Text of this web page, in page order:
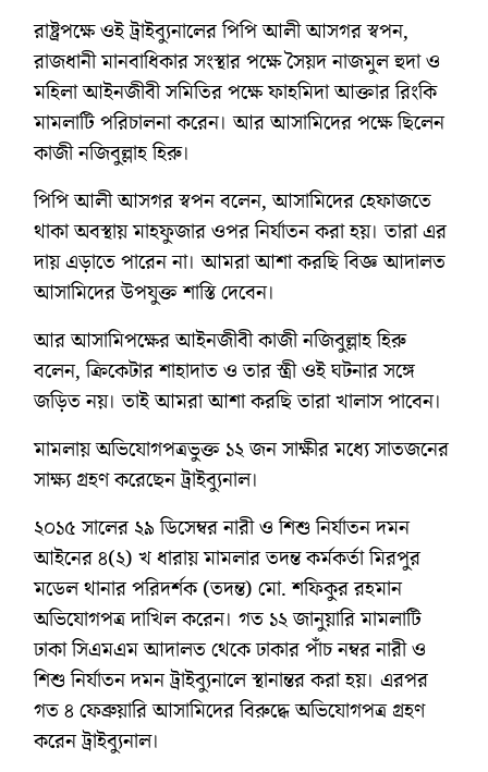
রাষ্ট্রপক্ষে ওই ট্রাইব্যুনালের পিপি আলী আসগর স্বপন,
রাজধানী মানবাধিকার সংস্থার পক্ষে সৈয়দ নাজমুল হুদা ও
মহিলা আইনজীবী সমিতির পক্ষে ফাহমিদা আক্তার রিংকি
মামলাটি পরিচালনা করেন। আর আসামিদের পক্ষে ছিলেন
কাজী নজিবুল্লাহ হিরু।
পিপি আলী আসগর স্বপন বলেন, আসামিদের হেফাজতে
থাকা অবস্থায় মাহফুজার ওপর নির্যাতন করা হয়। তারা এর
দায় এড়াতে পারেন না। আমরা আশা করছি বিজ্ঞ আদালত
আসামিদের উপযুক্ত শাস্তি দেবেন।
আর আসামিপক্ষের আইনজীবী কাজী নজিবুল্লাহ হিরু
বলেন, ক্রিকেটার শাহাদাত ও তার স্ত্রী ওই ঘটনার সঙ্গে
জড়িত নয়। তাই আমরা আশা করছি তারা খালাস পাবেন।
মামলায় অভিযোগপত্রভুক্ত ১২ জন সাক্ষীর মধ্যে সাতজনের
সাক্ষ্য গ্রহণ করেছেন ট্রাইব্যুনাল।
২০১৫ সালের ২৯ ডিসেম্বর নারী ও শিশু নির্যাতন দমন
আইনের ৪(২) খ ধারায় মামলার তদন্ত কর্মকর্তা মিরপুর
মডেল থানার পরিদর্শক (তদন্ত) মো. শফিকুর রহমান
অভিযোগপত্র দাখিল করেন। গত ১২ জানুয়ারি মামলাটি
ঢাকা সিএমএম আদালত থেকে ঢাকার পাঁচ নম্বর নারী ও
শিশু নির্যাতন দমন ট্রাইব্যুনালে স্থানান্তর করা হয়। এরপর
গত ৪ ফেব্রুয়ারি আসামিদের বিরুদ্ধে অভিযোগপত্র গ্রহণ
করেন ট্রাইব্যুনাল।